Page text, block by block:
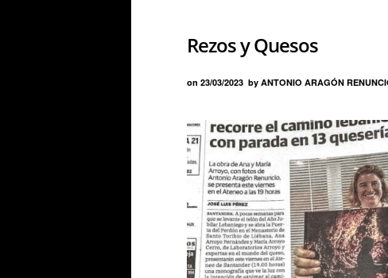
Rezos y Quesos
on 23/03/2023 by ANTONIO ARAGÓN